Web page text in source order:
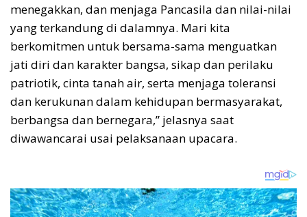
menegakkan, dan menjaga Pancasila dan nilai-nilai
yang terkandung di dalamnya. Mari kita
berkomitmen untuk bersama-sama menguatkan
jati diri dan karakter bangsa, sikap dan perilaku
patriotik, cinta tanah air, serta menjaga toleransi
dan kerukunan dalam kehidupan bermasyarakat,
berbangsa dan bernegara,” jelasnya saat
diwawancarai usai pelaksanaan upacara.